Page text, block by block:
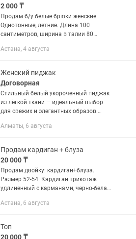
2 000 ₸
Продам б/у белые брюки женские.
Однотонные, летние. Длина 100
сантиметров, ширина в талии 80
Астана, 4 августа
Женский пиджак
Договорная
Стильный белый укороченный пиджак
из лёгкой ткани — идеальный выбор
для свежих и элегантных образов.
силуэт и добавляет образу
делает...
Алматы, 6 августа
Продам кардиган + блуза
20 000 ₸
Продам двойку: кардиган+блуза.
Размер 52-54. Кардиган трикотаж
удлиненный с карманами, черно-белая
Блуза белая, рифленный плотный
под...
Астана, 6 августа
Топ
20 000 ₸